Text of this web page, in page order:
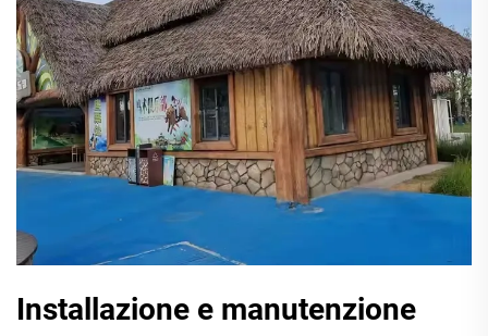
Installazione e manutenzione